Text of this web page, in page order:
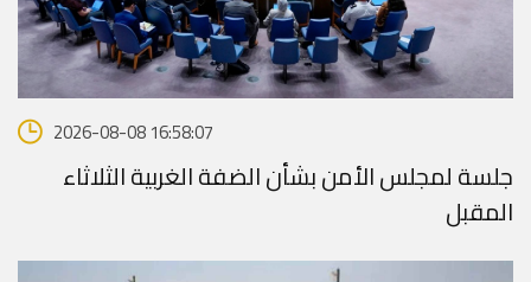
2026-08-08 16:58:07
جلسة لمجلس الأمن بشأن الضفة الغربية الثلاثاء
المقبل